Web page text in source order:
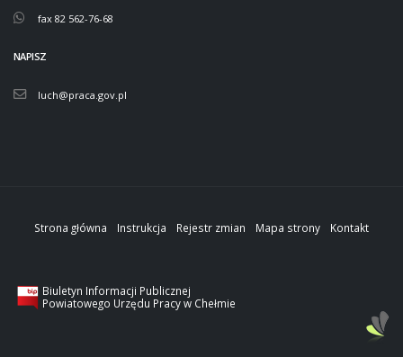
fax 82 562-76-68
NAPISZ
luch@praca.gov.pl
Biuletyn Informacji Publicznej
Powiatowego Urzędu Pracy w Chełmie
Strona główna Instrukcja Rejestr zmian Mapa strony Kontakt